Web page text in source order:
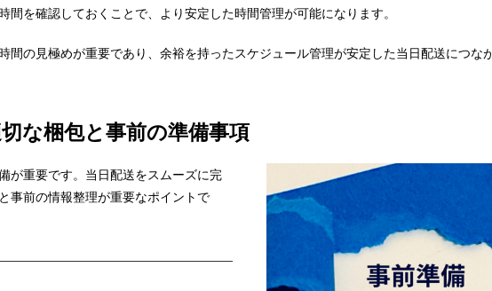
を確認しておくことで、より安定した時間管理が可能になります。
の見極めが重要であり、余裕を持ったスケジュール管理が安定した当日配送につなが
な梱包と事前の準備事項
が重要です。当日配送をスムーズに完
事前の情報整理が重要なポイントで